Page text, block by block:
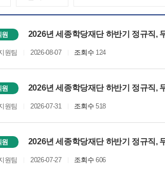
원 2026년 세종학당재단 하반기 정규직,
원팀 2026-08-07 조회수124
원 2026년 세종학당재단 하반기 정규직,
원팀 2026-07-31 조회수518
원 2026년 세종학당재단 하반기 정규직,
원팀 2026-07-27 조회수606